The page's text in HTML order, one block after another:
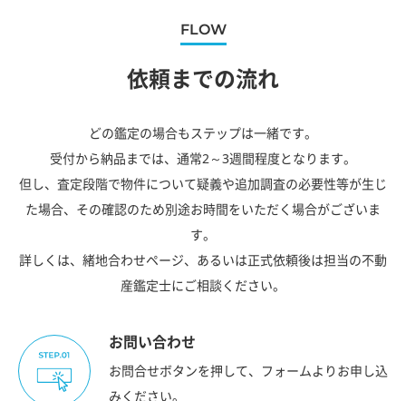
FLOW
依頼までの流れ
どの鑑定の場合もステップは一緒です。
受付から納品までは、通常2～3週間程度となります。
但し、査定段階で物件について疑義や追加調査の必要性等が生じ
た場合、その確認のため別途お時間をいただく場合がございま
す。
詳しくは、緒地合わせページ、あるいは正式依頼後は担当の不動
産鑑定士にご相談ください。
お問い合わせ
お問合せボタンを押して、フォームよりお申し込
みください。